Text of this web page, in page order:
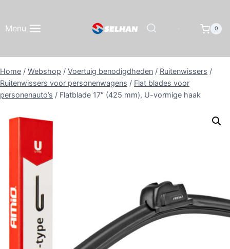
inhoud
Menu 0
Home / Webshop / Voertuig benodigdheden / Ruitenwissers /
Ruitenwissers voor personenwagens / Flat blades voor
personenauto’s / Flatblade 17″ (425 mm), U-vormige haak